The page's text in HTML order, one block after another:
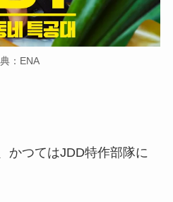
：ENA
かつてはJDD特作部隊に